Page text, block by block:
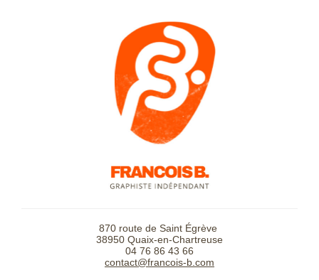
870 route de Saint Égrève
38950 Quaix-en-Chartreuse
04 76 86 43 66
contact@francois-b.com